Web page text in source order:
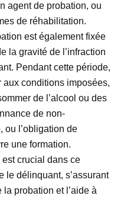
agent de probation, ou
de réhabilitation.
est également fixée
la gravité de l’infraction
Pendant cette période,
aux conditions imposées,
de l’alcool ou des
de non-
ou l’obligation de
une formation.
est crucial dans ce
le délinquant, s’assurant
probation et l’aide à